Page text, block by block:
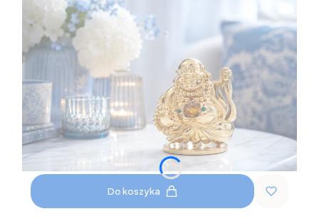
Do koszyka